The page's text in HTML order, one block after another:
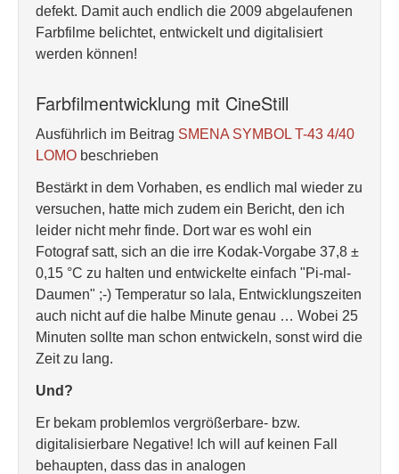
defekt. Damit auch endlich die 2009 abgelaufenen
Farbfilme belichtet, entwickelt und digitalisiert
werden können!
Farbfilmentwicklung mit CineStill
Ausführlich im Beitrag SMENA SYMBOL T-43 4/40
LOMO beschrieben
Bestärkt in dem Vorhaben, es endlich mal wieder zu
versuchen, hatte mich zudem ein Bericht, den ich
leider nicht mehr finde. Dort war es wohl ein
Fotograf satt, sich an die irre Kodak-Vorgabe 37,8 ±
0,15 °C zu halten und entwickelte einfach "Pi-mal-
Daumen" ;-) Temperatur so lala, Entwicklungszeiten
auch nicht auf die halbe Minute genau … Wobei 25
Minuten sollte man schon entwickeln, sonst wird die
Zeit zu lang.
Und?
Er bekam problemlos vergrößerbare- bzw.
digitalisierbare Negative! Ich will auf keinen Fall
behaupten, dass das in analogen